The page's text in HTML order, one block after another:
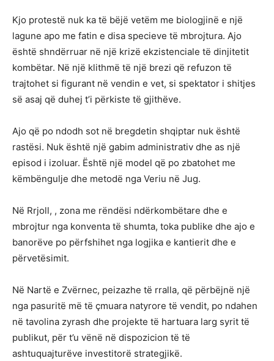
Kjo protestë nuk ka të bëjë vetëm me biologjinë e një
lagune apo me fatin e disa specieve të mbrojtura. Ajo
është shndërruar në një krizë ekzistenciale të dinjitetit
kombëtar. Në një klithmë të një brezi që refuzon të
trajtohet si figurant në vendin e vet, si spektator i shitjes
së asaj që duhej t’i përkiste të gjithëve.
Ajo që po ndodh sot në bregdetin shqiptar nuk është
rastësi. Nuk është një gabim administrativ dhe as një
episod i izoluar. Është një model që po zbatohet me
këmbëngulje dhe metodë nga Veriu në Jug.
Në Rrjoll, , zona me rëndësi ndërkombëtare dhe e
mbrojtur nga konventa të shumta, toka publike dhe ajo e
banorëve po përfshihet nga logjika e kantierit dhe e
përvetësimit.
Në Nartë e Zvërnec, peizazhe të rralla, që përbëjnë një
nga pasuritë më të çmuara natyrore të vendit, po ndahen
në tavolina zyrash dhe projekte të hartuara larg syrit të
publikut, për t’u vënë në dispozicion të të
ashtuquajturëve investitorë strategjikë.